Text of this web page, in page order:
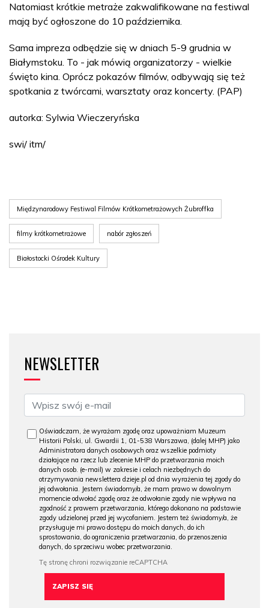
Natomiast krótkie metraże zakwalifikowane na festiwal
mają być ogłoszone do 10 października.
Sama impreza odbędzie się w dniach 5-9 grudnia w
Białymstoku. To - jak mówią organizatorzy - wielkie
święto kina. Oprócz pokazów filmów, odbywają się też
spotkania z twórcami, warsztaty oraz koncerty. (PAP)
autorka: Sylwia Wieczeryńska
swi/ itm/
Międzynarodowy Festiwal Filmów Krótkometrażowych Żubroffka
filmy krótkometrażowe nabór zgłoszeń
Białostocki Ośrodek Kultury
NEWSLETTER
Oświadczam, że wyrażam zgodę oraz upoważniam Muzeum
Historii Polski, ul. Gwardii 1, 01-538 Warszawa, (dalej MHP) jako
Administratora danych osobowych oraz wszelkie podmioty
działające na rzecz lub zlecenie MHP do przetwarzania moich
danych osob. (e-mail) w zakresie i celach niezbędnych do
otrzymywania newslettera dzieje.pl od dnia wyrażenia tej zgody do
jej odwołania. Jestem świadomy/a, że mam prawo w dowolnym
momencie odwołać zgodę oraz że odwołanie zgody nie wpływa na
zgodność z prawem przetwarzania, którego dokonano na podstawie
zgody udzielonej przed jej wycofaniem. Jestem też świadomy/a, że
przysługuje mi prawo dostępu do moich danych, do ich
sprostowania, do ograniczenia przetwarzania, do przenoszenia
danych, do sprzeciwu wobec przetwarzania.